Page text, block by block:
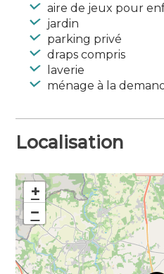
studio
Langues parlées :
aire de jeux pour
jardin
parking privé
draps compris
laverie
ménage à la
Localisation
+
−